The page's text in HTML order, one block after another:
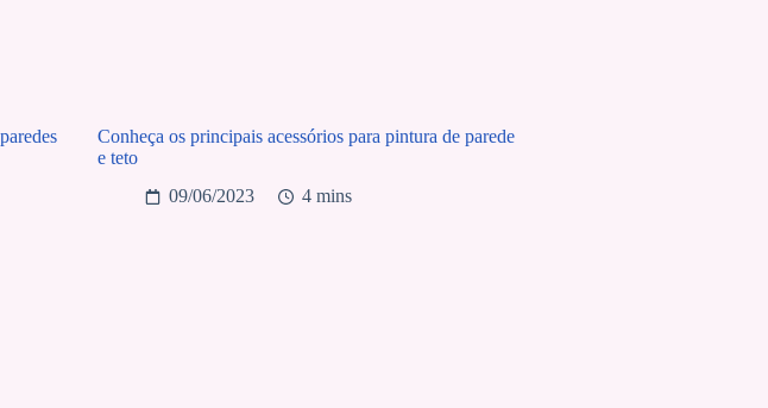
Conheça os principais acessórios para pintura de parede
e teto
09/06/2023
4 mins